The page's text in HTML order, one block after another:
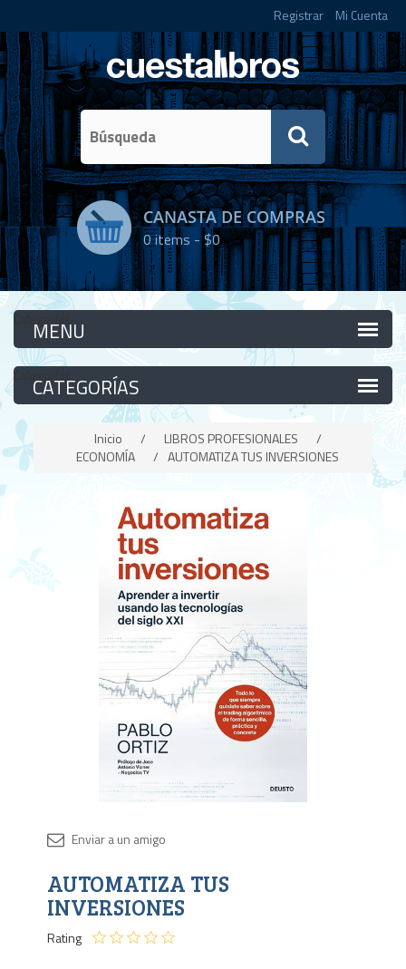
Registrar Mi Cuenta
CANASTA DE COMPRAS
0items -$0
Categorías
Categorías
Inicio / LIBROS PROFESIONALES
/
ECONOMÍA
/ AUTOMATIZA TUS INVERSIONES
AUTOMATIZA TUS
INVERSIONES
Rating